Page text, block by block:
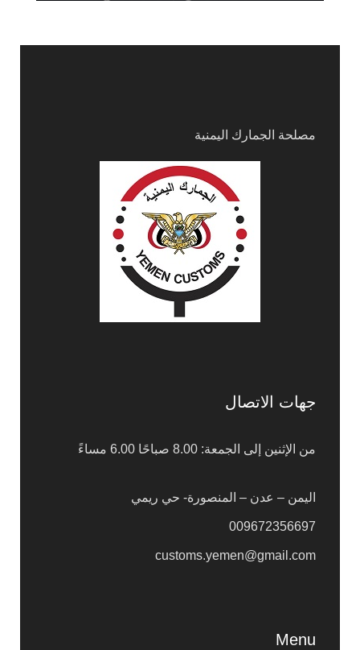
مصلحة الجمارك اليمنية
جهات الاتصال
من الإثنين إلى الجمعة: 8.00 صباحًا 6.00 مساءً
اليمن – عدن – المنصورة- حي ريمي
009672356697
customs.yemen@gmail.com
Menu